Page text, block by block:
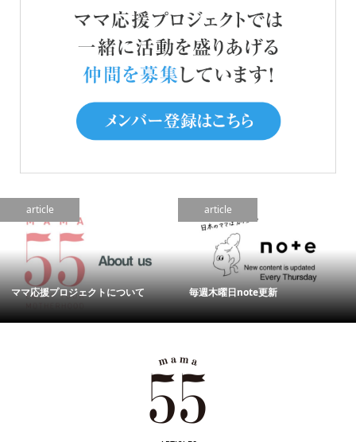
article
ママ応援プロジェクトについて
article
毎週木曜日note更新